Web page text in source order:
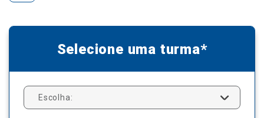
Selecione uma turma*
Escolha: